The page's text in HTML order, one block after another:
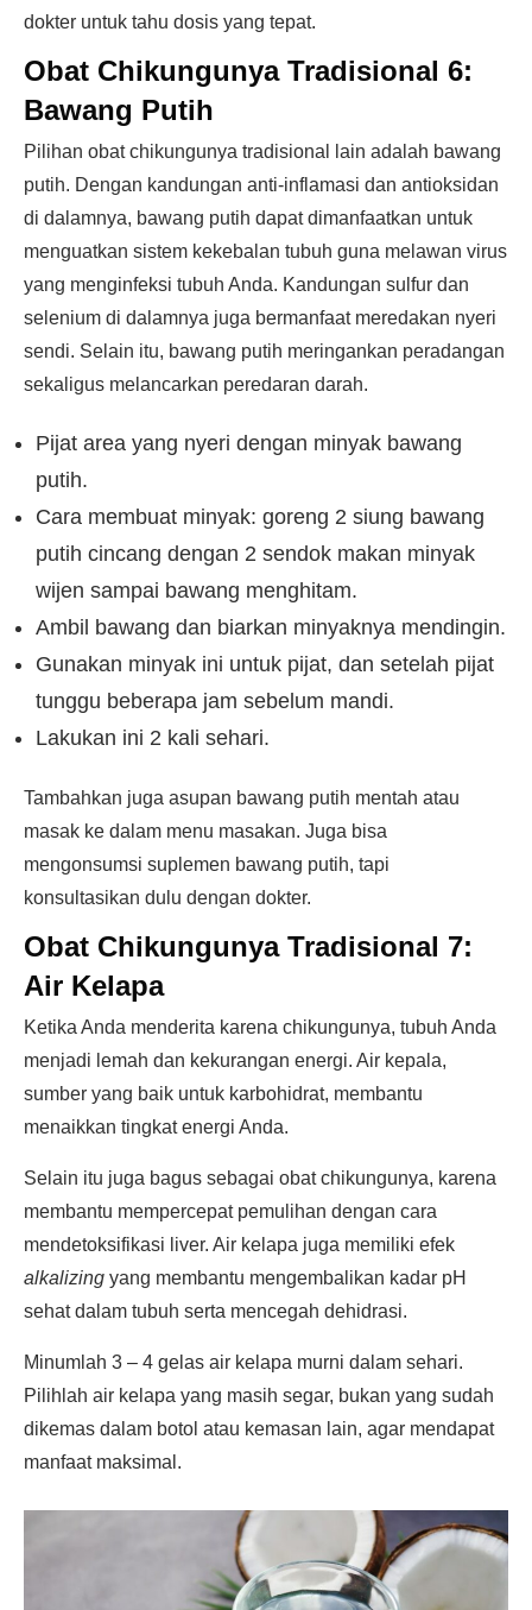
dokter untuk tahu dosis yang tepat.
Obat Chikungunya Tradisional 6:
Bawang Putih
Pilihan obat chikungunya tradisional lain adalah bawang
putih. Dengan kandungan anti-inflamasi dan antioksidan
di dalamnya, bawang putih dapat dimanfaatkan untuk
menguatkan sistem kekebalan tubuh guna melawan virus
yang menginfeksi tubuh Anda. Kandungan sulfur dan
selenium di dalamnya juga bermanfaat meredakan nyeri
sendi. Selain itu, bawang putih meringankan peradangan
sekaligus melancarkan peredaran darah.
Pijat area yang nyeri dengan minyak bawang
putih.
Cara membuat minyak: goreng 2 siung bawang
putih cincang dengan 2 sendok makan minyak
wijen sampai bawang menghitam.
Ambil bawang dan biarkan minyaknya mendingin.
Gunakan minyak ini untuk pijat, dan setelah pijat
tunggu beberapa jam sebelum mandi.
Lakukan ini 2 kali sehari.
Tambahkan juga asupan bawang putih mentah atau
masak ke dalam menu masakan. Juga bisa
mengonsumsi suplemen bawang putih, tapi
konsultasikan dulu dengan dokter.
Obat Chikungunya Tradisional 7:
Air Kelapa
Ketika Anda menderita karena chikungunya, tubuh Anda
menjadi lemah dan kekurangan energi. Air kepala,
sumber yang baik untuk karbohidrat, membantu
menaikkan tingkat energi Anda.
Selain itu juga bagus sebagai obat chikungunya, karena
membantu mempercepat pemulihan dengan cara
mendetoksifikasi liver. Air kelapa juga memiliki efek
alkalizing yang membantu mengembalikan kadar pH
sehat dalam tubuh serta mencegah dehidrasi.
Minumlah 3 – 4 gelas air kelapa murni dalam sehari.
Pilihlah air kelapa yang masih segar, bukan yang sudah
dikemas dalam botol atau kemasan lain, agar mendapat
manfaat maksimal.